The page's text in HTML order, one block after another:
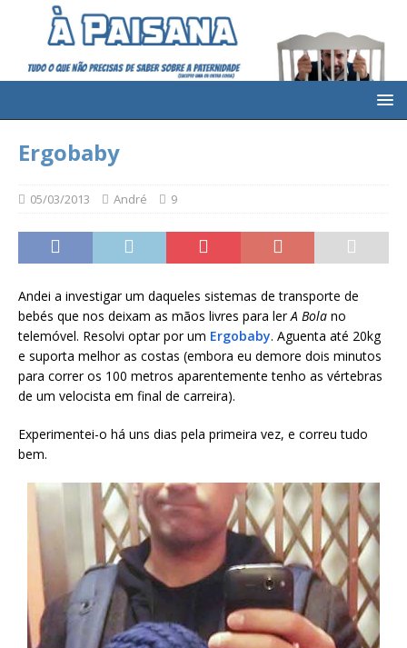
Ergobaby
05/03/2013 André 9
Andei a investigar um daqueles sistemas de transporte de
bebés que nos deixam as mãos livres para lerA Bola no
telemóvel. Resolvi optar por um Ergobaby. Aguenta até 20kg
e suporta melhor as costas (embora eu demore dois minutos
para correr os 100 metros aparentemente tenho as vértebras
de um velocista em final de carreira).
Experimentei-o há uns dias pela primeira vez, e correu tudo
bem.